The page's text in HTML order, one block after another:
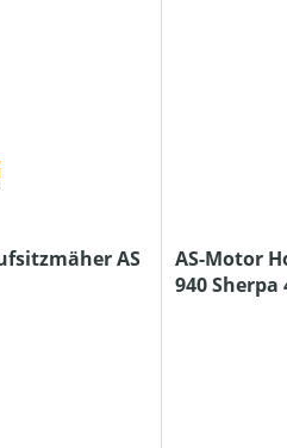
AS
AS-Motor
940 Sherpa